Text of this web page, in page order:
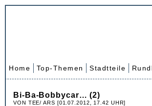
Home Top-Themen Stadtteile
Bi-Ba-Bobbycar… (2)
VON TEE/ ARS [01.07.2012, 17.42 UHR]